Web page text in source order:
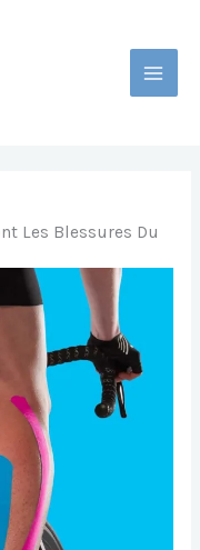
MAIN
Les Blessures Du